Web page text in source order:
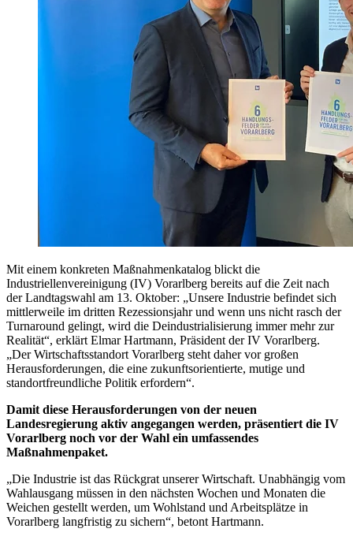
Mit einem konkreten Maßnahmenkatalog blickt die
Industriellenvereinigung (IV) Vorarlberg bereits auf die Zeit nach
der Landtagswahl am 13. Oktober: „Unsere Industrie befindet sich
mittlerweile im dritten Rezessionsjahr und wenn uns nicht rasch der
Turnaround gelingt, wird die Deindustrialisierung immer mehr zur
Realität“, erklärt Elmar Hartmann, Präsident der IV Vorarlberg.
„Der Wirtschaftsstandort Vorarlberg steht daher vor großen
Herausforderungen, die eine zukunftsorientierte, mutige und
standortfreundliche Politik erfordern“.
Damit diese Herausforderungen von der neuen
Landesregierung aktiv angegangen werden, präsentiert die IV
Vorarlberg noch vor der Wahl ein umfassendes
Maßnahmenpaket.
„Die Industrie ist das Rückgrat unserer Wirtschaft. Unabhängig vom
Wahlausgang müssen in den nächsten Wochen und Monaten die
Weichen gestellt werden, um Wohlstand und Arbeitsplätze in
Vorarlberg langfristig zu sichern“, betont Hartmann.